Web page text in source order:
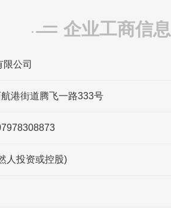
官网/官方公
，可能
企业工商信息
公司
港街道腾飞一路333号
人投资或控股)